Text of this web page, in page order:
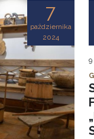
7
października
2024
9